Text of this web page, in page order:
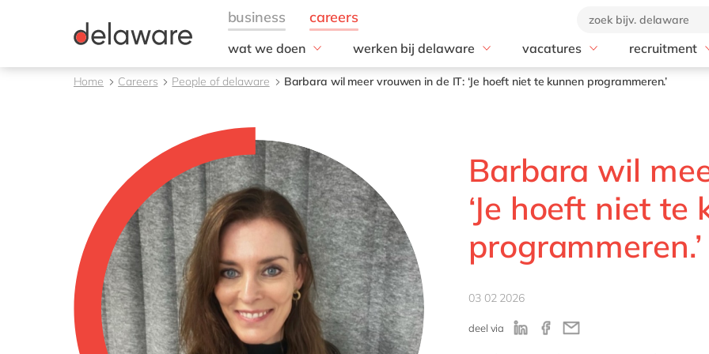
wat we doen
Fields of Expertise
Projecten
werken bij delaware
Values
CSR
vacatures
Young Professional
recruitment
Home Careers People of delaware Barbara wil meer vrouwen in de IT: ‘Je hoeft niet te kunnen programmeren.’
Barbara wil
‘Je hoeft niet te
programmeren.’
03 02 2026
deel via